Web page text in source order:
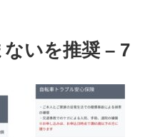
いを推奨 – 7